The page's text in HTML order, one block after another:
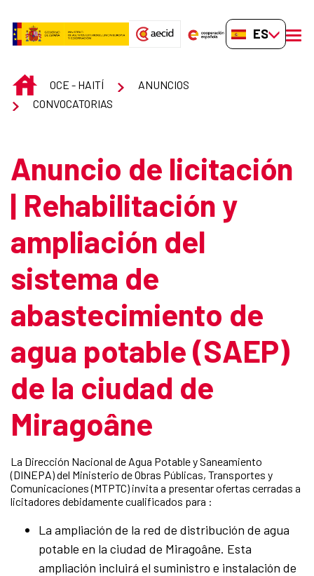
ES-ES
INICIOOCE - HAITÍ
ANUNCIOS
CONVOCATORIAS
Anuncio de licitación
| Rehabilitación y
ampliación del
sistema de
abastecimiento de
agua potable (SAEP)
de la ciudad de
Miragoâne
La Dirección Nacional de Agua Potable y Saneamiento
(DINEPA) del Ministerio de Obras Públicas, Transportes y
Comunicaciones (MTPTC) invita a presentar ofertas cerradas a
licitadores debidamente cualificados para :
La ampliación de la red de distribución de agua
potable en la ciudad de Miragoâne. Esta
ampliación incluirá el suministro e instalación de